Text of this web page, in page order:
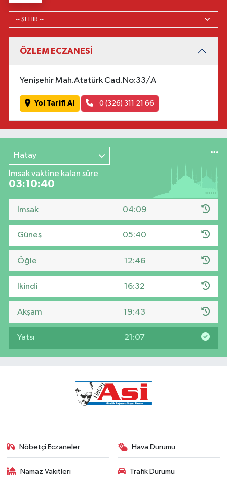
ÖZLEM ECZANESİ
Yenişehir Mah.Atatürk Cad.No:33/A
Yol Tarifi Al 0 (326) 311 21 66
Hatay
İmsak vaktine kalan süre
03:10:40
İmsak 04:09
Güneş 05:40
Öğle 12:46
İkindi 16:32
Akşam 19:43
Yatsı 21:07
Nöbetçi Eczaneler Hava Durumu
Namaz Vakitleri Trafik Durumu